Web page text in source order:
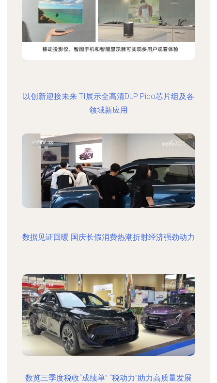
以创新迎接未来 TI展示全高清DLP Pico芯片组及各
领域新应用
数据见证回暖 国庆长假消费热潮折射经济强劲动力
数览三季度税收“成绩单” “税动力”助力高质量发展